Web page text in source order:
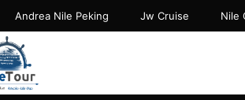
Nile
Jw Cruise
Andrea Nile Peking